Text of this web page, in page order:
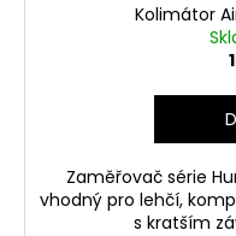
Kolimátor
Zaměřovač série
vhodný pro lehčí,
s kratším